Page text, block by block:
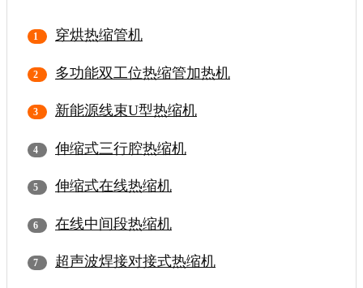
穿烘热缩管机
多功能双工位热缩管加热机
新能源线束U型热缩机
伸缩式三行腔热缩机
伸缩式在线热缩机
在线中间段热缩机
超声波焊接对接式热缩机